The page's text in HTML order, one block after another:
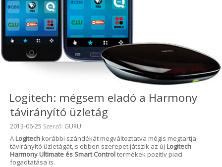
Logitech: mégsem eladó a Harmony
távirányító üzletág
Beküldve:
2013-06-25 Szerző: GURU
A Logitech korábbi szándékát megváltoztatva mégis megtartja
távirányító üzletágát, s ebben szerepet játszik az új Logitech
Harmony Ultimate és Smart Controltermékek pozitív piaci
fogadtatása is.